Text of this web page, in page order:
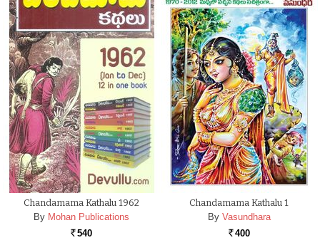
Chandamama Kathalu 1962
By Mohan Publications
Rs. 540
Chandamama Kathalu 1
By Vasundhara
Rs. 400